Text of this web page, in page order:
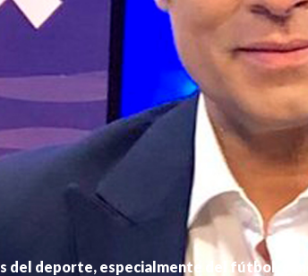
del deporte, especialmente del fútbol,